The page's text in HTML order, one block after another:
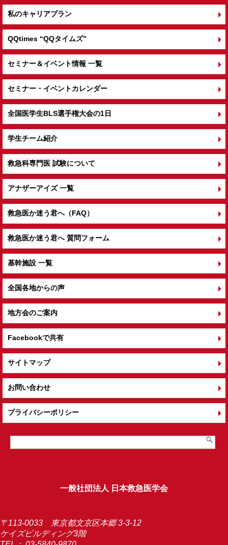
私のキャリアプラン
QQtimes “QQタイムズ”
セミナー＆イベント情報 一覧
セミナー・イベントカレンダー
全国医学生BLS選手権大会の1日
学生チーム紹介
救急科専門医 試験について
アナザーアイズ 一覧
救急医か迷う君へ（FAQ）
救急医か迷う君へ 質問フォーム
基幹施設 一覧
全国各地からの声
地方会のご案内
Facebookで共有
サイトマップ
お問い合わせ
プライバシーポリシー
一般社団法人 日本救急医学会
〒113-0033 東京都文京区本郷 3-3-12
ケイズビルディング3階